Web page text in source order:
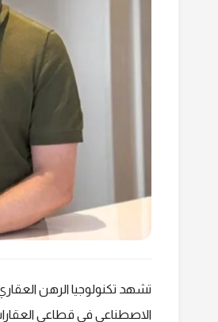
الاصطناعي في قطاعي